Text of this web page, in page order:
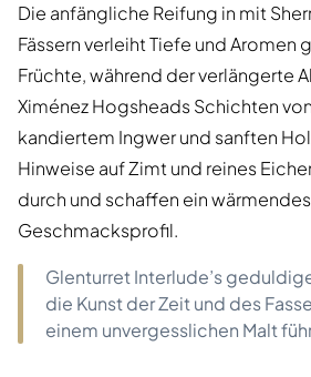
Die anfängliche Reifung in mit
Fässern verleiht Tiefe und Aromen
Früchte, während der verlängerte
Ximénez Hogsheads Schichten
kandiertem Ingwer und sanften
Hinweise auf Zimt und reines
durch und schaffen ein
Geschmacksprofil.
Glenturret Interlude’s
die Kunst der Zeit und des
einem unvergesslichen Malt